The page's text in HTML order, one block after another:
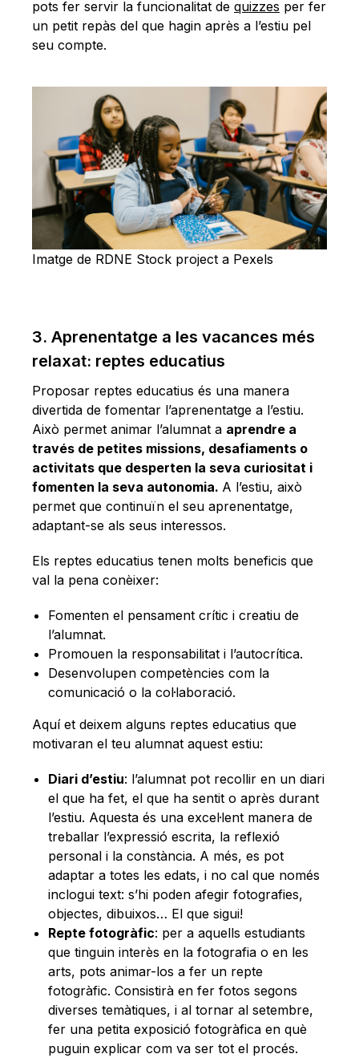
pots fer servir la funcionalitat de quizzes per fer
un petit repàs del que hagin après a l’estiu pel
seu compte.
Imatge de RDNE Stock project a Pexels
3. Aprenentatge a les vacances més
relaxat: reptes educatius
Proposar reptes educatius és una manera
divertida de fomentar l’aprenentatge a l’estiu.
Això permet animar l’alumnat a aprendre a
través de petites missions, desafiaments o
activitats que desperten la seva curiositat i
fomenten la seva autonomia. A l’estiu, això
permet que continuïn el seu aprenentatge,
adaptant-se als seus interessos.
Els reptes educatius tenen molts beneficis que
val la pena conèixer:
Fomenten el pensament crític i creatiu de
l’alumnat.
Promouen la responsabilitat i l’autocrítica.
Desenvolupen competències com la
comunicació o la col·laboració.
Aquí et deixem alguns reptes educatius que
motivaran el teu alumnat aquest estiu:
Diari d’estiu: l’alumnat pot recollir en un diari
el que ha fet, el que ha sentit o après durant
l’estiu. Aquesta és una excel·lent manera de
treballar l’expressió escrita, la reflexió
personal i la constància. A més, es pot
adaptar a totes les edats, i no cal que només
inclogui text: s’hi poden afegir fotografies,
objectes, dibuixos… El que sigui!
Repte fotogràfic: per a aquells estudiants
que tinguin interès en la fotografia o en les
arts, pots animar-los a fer un repte
fotogràfic. Consistirà en fer fotos segons
diverses temàtiques, i al tornar al setembre,
fer una petita exposició fotogràfica en què
puguin explicar com va ser tot el procés.